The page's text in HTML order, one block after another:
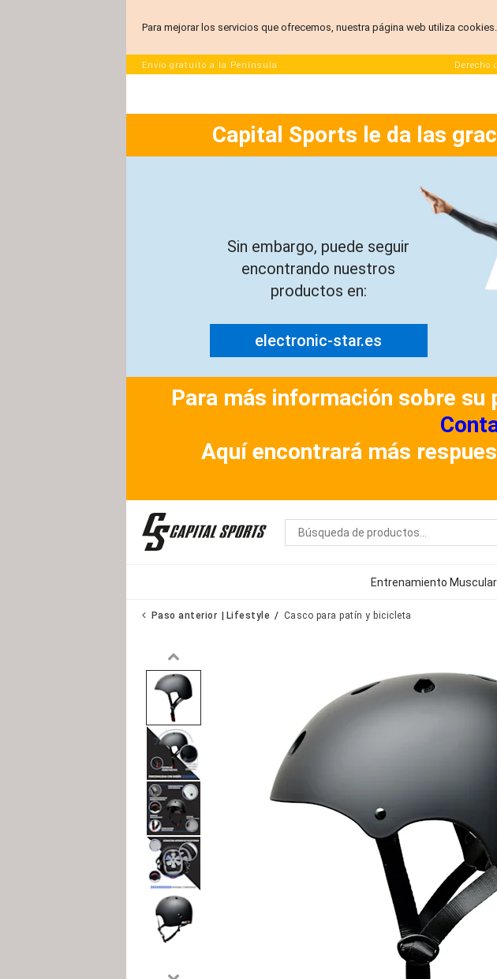
Capital Sports le da las
Sin embargo, puede seguir
encontrando nuestros
productos en:
electronic-star.es
Para más información sobre su
Aquí encontrará más
Entrenamiento Muscular
Paso anterior Lifestyle Casco para patín y bicicleta
Envío gratuito a la Península Derecho
Para mejorar los servicios que ofrecemos, nuestra página web utiliza